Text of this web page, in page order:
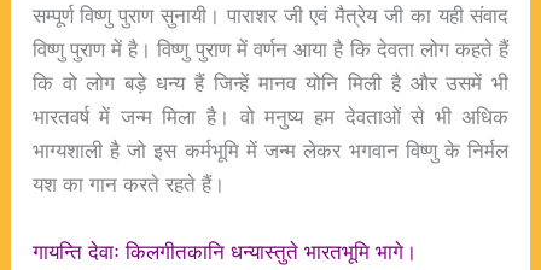
सम्पूर्ण विष्णु पुराण सुनायी। पाराशर जी एवं मैत्रेय जी का यही संवाद
विष्णु पुराण में है। विष्णु पुराण में वर्णन आया है कि देवता लोग कहते हैं
कि वो लोग बड़े धन्य हैं जिन्हें मानव योनि मिली है और उसमें भी
भारतवर्ष में जन्म मिला है। वो मनुष्य हम देवताओं से भी अधिक
भाग्यशाली है जो इस कर्मभूमि में जन्म लेकर भगवान विष्णु के निर्मल
यश का गान करते रहते हैं।
गायन्ति देवाः किलगीतकानि धन्यास्तुते भारतभूमि भागे।